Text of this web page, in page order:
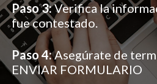
Paso 3:Verifica la
fue contestado.
Paso 4:Asegúrate de
ENVIAR FORMULARIO